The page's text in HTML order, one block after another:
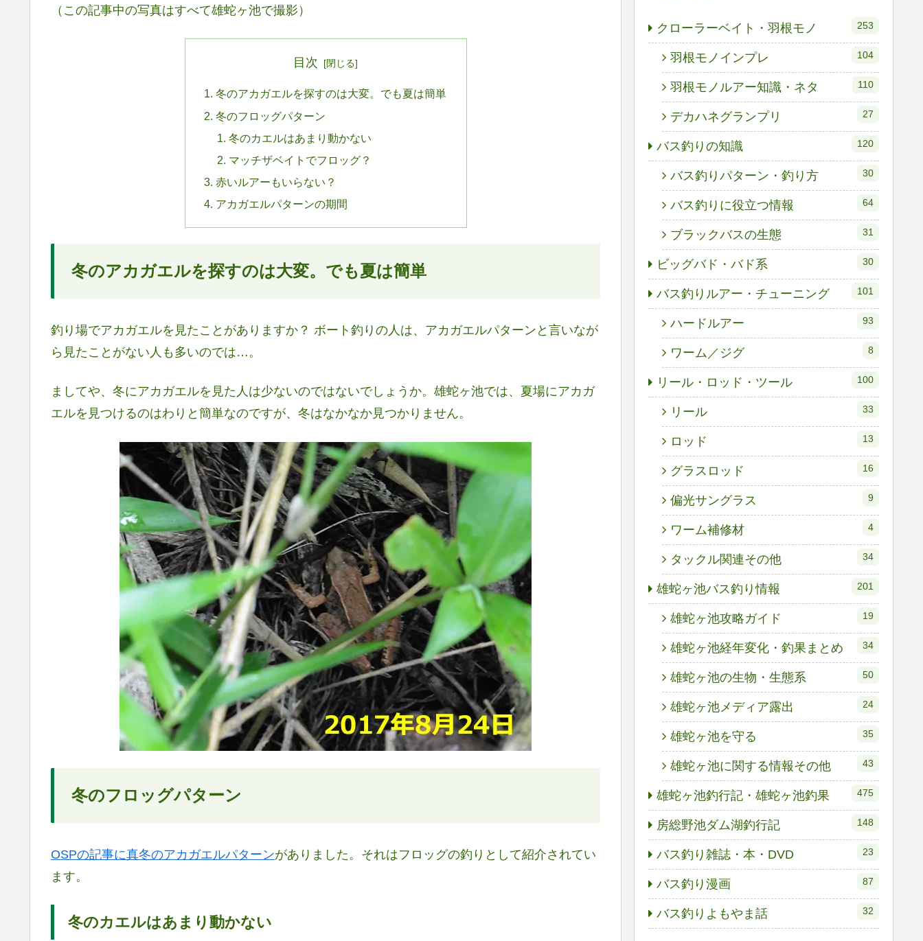
（この記事中の写真はすべて雄蛇ヶ池で撮影）
目次
冬のアカガエルを探すのは大変。でも夏は簡単
冬のフロッグパターン
冬のカエルはあまり動かない
マッチザベイトでフロッグ？
赤いルアーもいらない？
アカガエルパターンの期間
冬のアカガエルを探すのは大変。でも夏は簡単
釣り場でアカガエルを見たことがありますか？ ボート釣りの人は、アカガエルパターンと言いなが
ら見たことがない人も多いのでは…。
ましてや、冬にアカガエルを見た人は少ないのではないでしょうか。雄蛇ヶ池では、夏場にアカガ
エルを見つけるのはわりと簡単なのですが、冬はなかなか見つかりません。
冬のフロッグパターン
OSPの記事に真冬のアカガエルパターンがありました。それはフロッグの釣りとして紹介されてい
ます。
冬のカエルはあまり動かない
クローラーベイト・羽根モノ 253
羽根モノインプレ 104
羽根モノルアー知識・ネタ 110
デカハネグランプリ 27
バス釣りの知識 120
バス釣りパターン・釣り方 30
バス釣りに役立つ情報 64
ブラックバスの生態 31
ビッグバド・バド系 30
バス釣りルアー・チューニング 101
ハードルアー 93
ワーム／ジグ 8
リール・ロッド・ツール 100
リール 33
ロッド 13
グラスロッド 16
偏光サングラス 9
ワーム補修材 4
タックル関連その他 34
雄蛇ヶ池バス釣り情報 201
雄蛇ヶ池攻略ガイド 19
雄蛇ヶ池経年変化・釣果まとめ 34
雄蛇ヶ池の生物・生態系 50
雄蛇ヶ池メディア露出 24
雄蛇ヶ池を守る 35
雄蛇ヶ池に関する情報その他 43
雄蛇ヶ池釣行記・雄蛇ヶ池釣果 475
房総野池ダム湖釣行記 148
バス釣り雑誌・本・DVD 23
バス釣り漫画 87
バス釣りよもやま話 32